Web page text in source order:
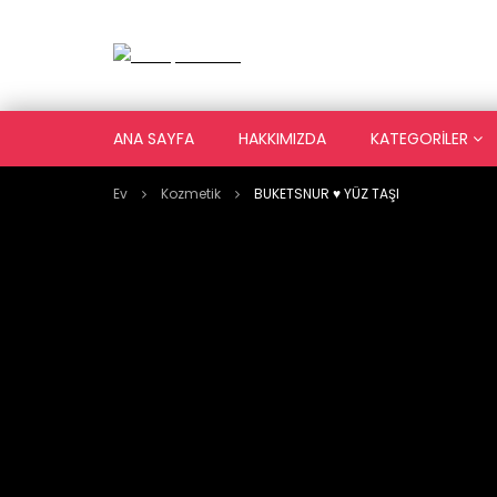
ANA SAYFA HAKKIMIZDA KATEGORILER
Ev Kozmetik BUKETSNUR ♥️ YÜZ TAŞI